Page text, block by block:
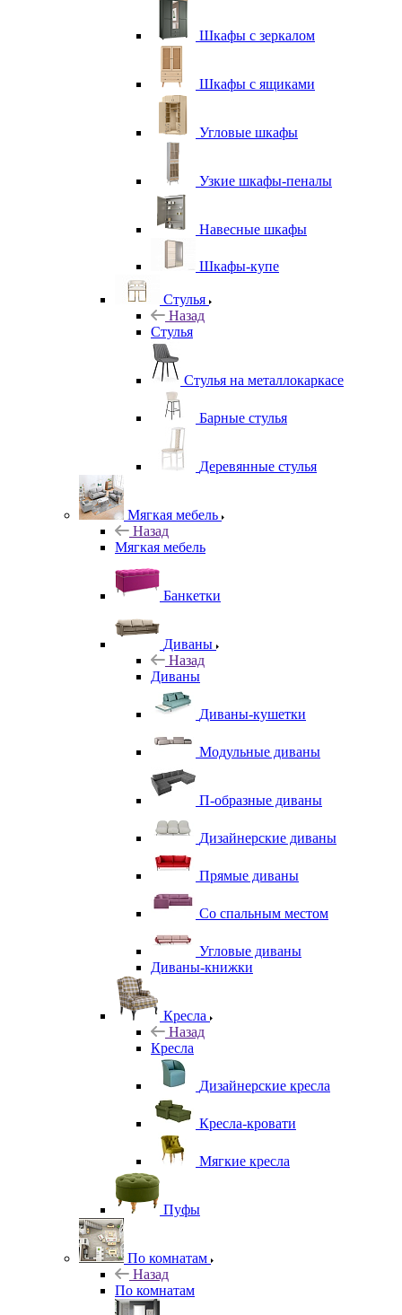
Шкафы с зеркалом
Шкафы с ящиками
Угловые шкафы
Узкие шкафы-пеналы
Навесные шкафы
Шкафы-купе
Стулья
Назад
Стулья
Стулья на металлокаркасе
Барные стулья
Деревянные стулья
Мягкая мебель
Назад
Мягкая мебель
Банкетки
Диваны
Назад
Диваны
Диваны-кушетки
Модульные диваны
П-образные диваны
Дизайнерские диваны
Прямые диваны
Со спальным местом
Угловые диваны
Диваны-книжки
Кресла
Назад
Кресла
Дизайнерские кресла
Кресла-кровати
Мягкие кресла
Пуфы
По комнатам
Назад
По комнатам